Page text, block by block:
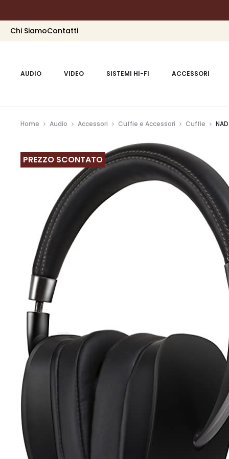
Chi SiamoContatti
AUDIO VIDEO SISTEMI HI-FI ACCESSORI
Home Audio Accessori Cuffie e Accessori Cuffie
PREZZO SCONTATO